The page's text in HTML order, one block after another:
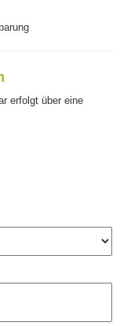
erfolgt über eine